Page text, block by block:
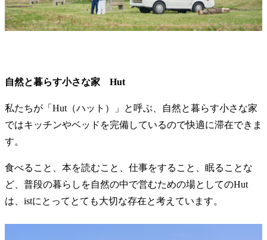
自然と暮らす小さな家 Hut
私たちが「Hut（ハット）」と呼ぶ、自然と暮らす小さな家
ではキッチンやベッドを完備しているので快適に滞在できま
す。
食べること、本を読むこと、仕事をすること、眠ることな
ど、普段の暮らしを自然の中で営むための場としてのHut
は、istにとってとても大切な存在と考えています。